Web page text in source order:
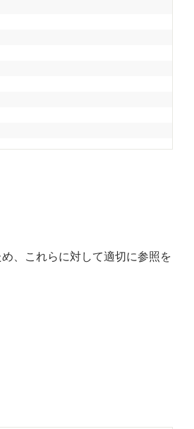
、これらに対して適切に参照を